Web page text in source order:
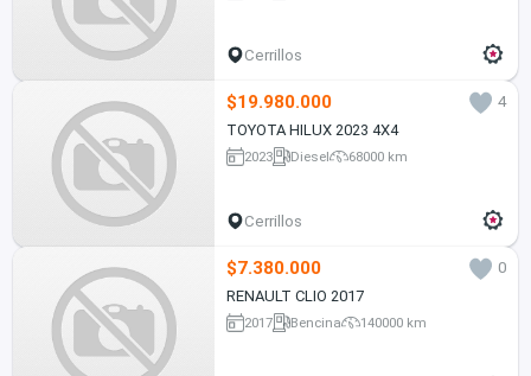
Cerrillos
$19.980.000
4
TOYOTA HILUX 2023 4X4
2023 Diesel 68000 km
Cerrillos
$7.380.000
0
RENAULT CLIO 2017
2017 Bencina 140000 km